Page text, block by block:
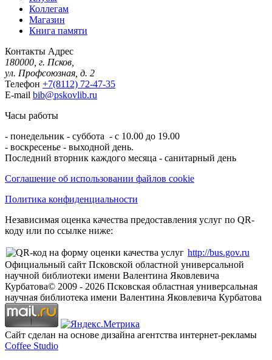
Коллегам
Магазин
Книга памяти
Контакты Адрес
180000, г. Псков,
ул. Профсоюзная, д. 2
Телефон +7(8112) 72-47-35
E-mail bib@pskovlib.ru
Часы работы
- понедельник - суббота - с 10.00 до 19.00
- воскресенье - выходной день.
Последний вторник каждого месяца - санитарный день
Соглашение об использовании файлов cookie
Политика конфиденциальности
Независимая оценка качества предоставления услуг по QR-
коду или по ссылке ниже:
http://bus.gov.ru
Официальный сайт Псковской областной универсальной
научной библиотеки имени Валентина Яковлевича
Курбатова© 2009 - 2026 Псковская областная универсальная
научная библиотека имени Валентина Яковлевича Курбатова
Сайт сделан на основе дизайна агентства интернет-рекламы
Coffee Studio